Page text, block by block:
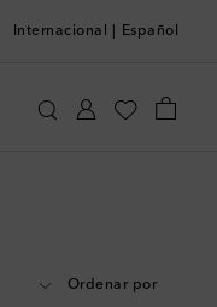
Internacional Español
Ordenar por